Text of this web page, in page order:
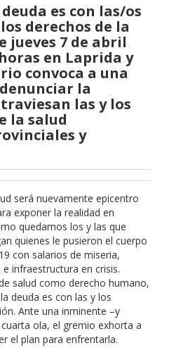
es con las/os
derechos de la
jueves 7 de abril
en Laprida y
convoca a una
la
las y los
la salud
y
será nuevamente epicentro
exponer la realidad en
quedamos los y las que
quienes le pusieron el cuerpo
con salarios de miseria,
infraestructura en crisis.
salud como derecho humano,
deuda es con las y los
Ante una inminente –y
ola, el gremio exhorta a
el plan para enfrentarla.